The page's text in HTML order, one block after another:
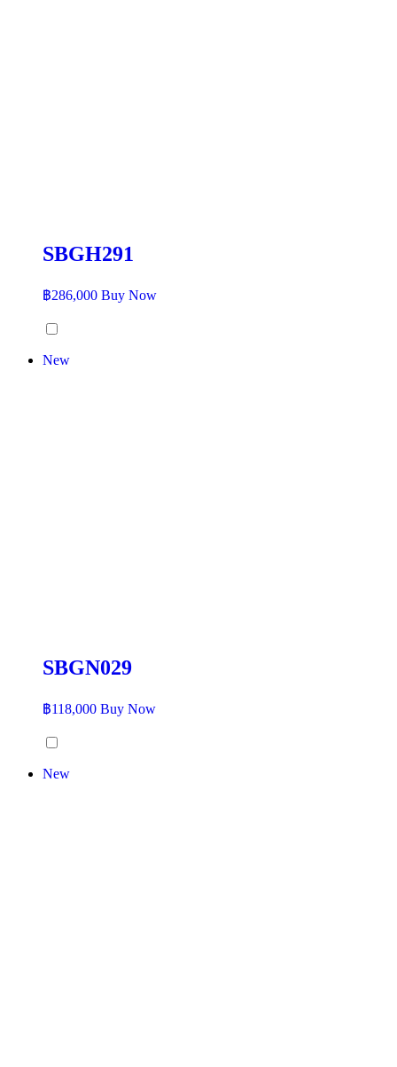
SBGH291
฿286,000 Buy Now
New
SBGN029
฿118,000 Buy Now
New